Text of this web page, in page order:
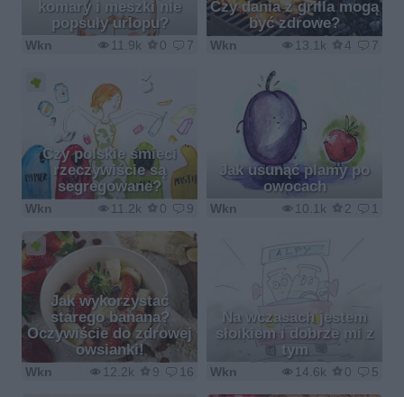
komary i meszki nie
popsuły urlopu?
11.9k 0 7
Wkn
Czy dania z grilla mogą
być zdrowe?
13.1k 4 7
Wkn
Czy polskie śmieci
rzeczywiście są
segregowane?
11.2k 0 9
Wkn
Jak usunąć plamy po
owocach
10.1k 2 1
Wkn
Jak wykorzystać
starego banana?
Oczywiście do zdrowej
owsianki!
12.2k 9 16
Wkn
Na wczasach jestem
słoikiem i dobrze mi z
tym
14.6k 0 5
Wkn